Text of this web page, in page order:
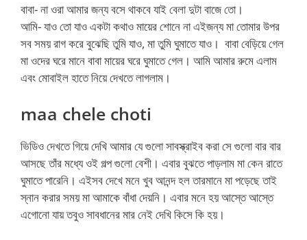
বাবা- না ওরা আমার জন্য বসে থাকবে যাই বেলা দুটা বাজে তো।
আমি- যাও তো যাও একটা কথাও মায়ের শোনে না এইজন্য মা তোমার উপর
সব সময় রাগ করে বুঝেছি তুমি যাও, মা তুমি ঘুমাতে যাও। বাবা বেড়িয়ে গেল
মা ওদের ঘরে মানে বাবা মায়ের ঘরে ঘুমাতে গেল। আমি আমার রুমে এলাম
এবং মোবাইল হাতে নিয়ে দেখতে লাগলাম।
maa chele choti
ভিডিও দেখতে গিয়ে দেখি আমার যে গুলো সাবস্ক্রাইব করা সে গুলো বার বার
আসছে তাঁর মধ্যে ওই গল্প গুলো বেশী। এবার বুঝতে পাড়লাম মা কেন রাতে
ঘুমাতে পারেনি। এইসব দেখে মনে খুব আনন্দ হল তারমানে মা পড়েছে তাই
স্নান করার সময় মা আমাকে বাঁধা দেয়নি। এবার মনে হয় আস্তে আস্তে
এগোনো যায় তবুও সাবধানের মার নেই দেখি কিসে কি হয়।